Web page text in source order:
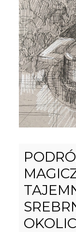
OKOLIC